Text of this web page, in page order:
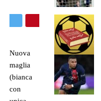
Nuova
maglia
(bianca
con